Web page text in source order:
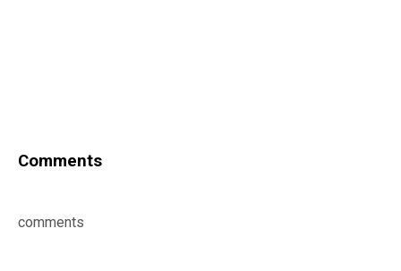
Comments
comments